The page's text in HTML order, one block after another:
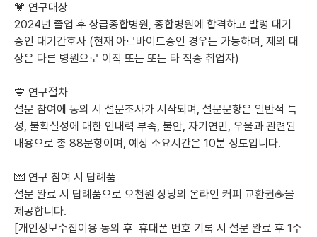
💗 연구대상
2024년 졸업 후 상급종합병원, 종합병원에 합격하고 발령 대기
중인 대기간호사 (현재 아르바이트중인 경우는 가능하며, 제외 대
상은 다른 병원으로 이직 또는 또는 타 직종 취업자)
💙 연구절차
설문 참여에 동의 시 설문조사가 시작되며, 설문문항은 일반적 특
성, 불확실성에 대한 인내력 부족, 불안, 자기연민, 우울과 관련된
내용으로 총 88문항이며, 예상 소요시간은 10분 정도입니다.
💌 연구 참여 시 답례품
설문 완료 시 답례품으로 오천원 상당의 온라인 커피 교환권☕을
제공합니다.
[개인정보수집이용 동의 후  휴대폰 번호 기록 시 설문 완료 후 1주